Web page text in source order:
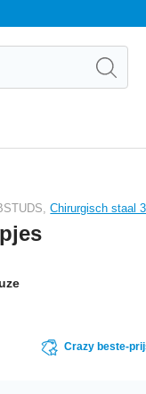
Chirurgisch staal
Crazy beste-